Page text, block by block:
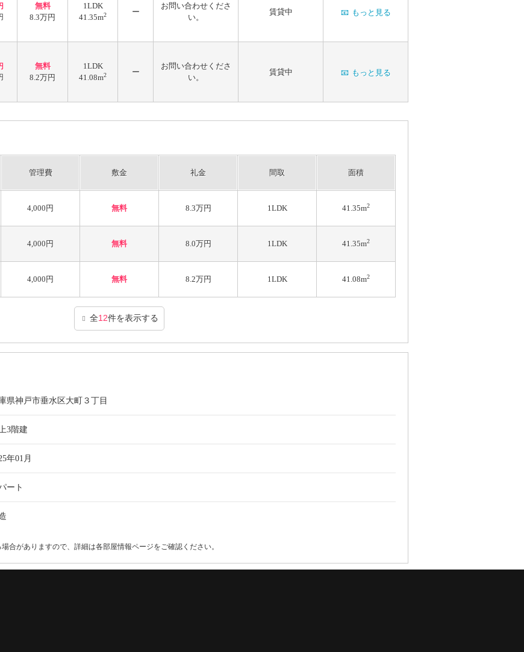
無料
8.3万円
1LDK
41.35m2 ー
お問い合わせくださ
い。
賃貸中 📧 もっと見る
無料
8.2万円
1LDK
41.08m2 ー
お問い合わせくださ
い。
賃貸中 📧 もっと見る
管理費 敷金 礼金 間取 面積
4,000円 無料 8.3万円 1LDK 41.35m2
4,000円 無料 8.0万円 1LDK 41.35m2
4,000円 無料 8.2万円 1LDK 41.08m2
全12件を表示する
県神戸市垂水区大町３丁目
3階建
年01月
ート
合がありますので、詳細は各部屋情報ページをご確認ください。